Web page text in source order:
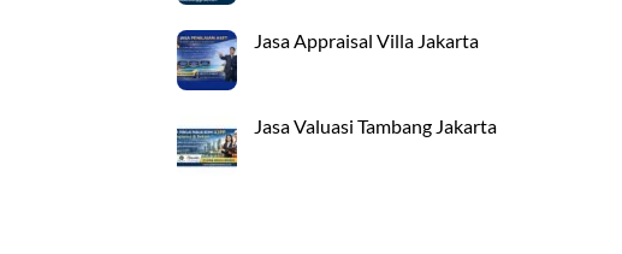
Jasa Appraisal Villa Jakarta
Jasa Valuasi Tambang Jakarta